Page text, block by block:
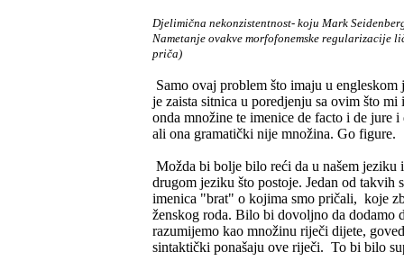
Djelimična nekonzistentnost- koju Mark
Nametanje ovakve morfofonemske regularizacije
priča)
Samo ovaj problem što imaju u
je zaista sitnica u poredjenju sa ovim što
onda množine te imenice de facto i de jure
ali ona gramatički nije množina. Go figure.
Možda bi bolje bilo reći da u našem
drugom jeziku što postoje. Jedan od takvih
imenica "brat" o kojima smo pričali, koje
ženskog roda. Bilo bi dovoljno da dodamo
razumijemo kao množinu riječi dijete,
sintaktički ponašaju ove riječi. To bi bilo